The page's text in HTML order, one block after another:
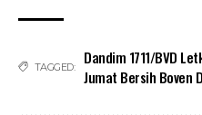
TAGGED: Dandim 1711/BVD
Jumat Bersih Boven